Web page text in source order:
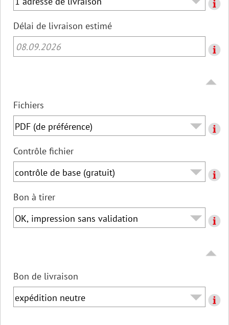
Délai de livraison estimé
08.09.2026
Fichiers
Contrôle fichier
Bon à tirer
Bon de livraison